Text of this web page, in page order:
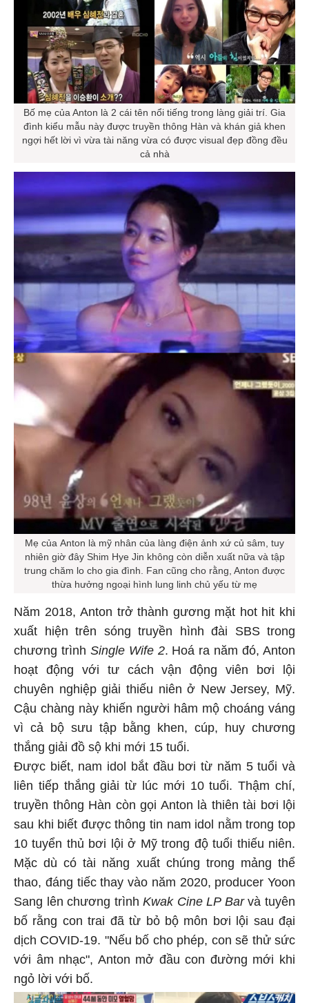
Bố mẹ của Anton là 2 cái tên nổi tiếng trong làng giải trí. Gia
đình kiểu mẫu này được truyền thông Hàn và khán giả khen
ngợi hết lời vì vừa tài năng vừa có được visual đẹp đồng đều
cả nhà
Mẹ của Anton là mỹ nhân của làng điện ảnh xứ củ sâm, tuy
nhiên giờ đây Shim Hye Jin không còn diễn xuất nữa và tập
trung chăm lo cho gia đình. Fan cũng cho rằng, Anton được
thừa hưởng ngoại hình lung linh chủ yếu từ mẹ
Năm 2018, Anton trở thành gương mặt hot hit khi
xuất hiện trên sóng truyền hình đài SBS trong
chương trình Single Wife 2. Hoá ra năm đó, Anton
hoạt động với tư cách vận động viên bơi lội
chuyên nghiệp giải thiếu niên ở New Jersey, Mỹ.
Cậu chàng này khiến người hâm mộ choáng váng
vì cả bộ sưu tập bằng khen, cúp, huy chương
thắng giải đồ sộ khi mới 15 tuổi.
Được biết, nam idol bắt đầu bơi từ năm 5 tuổi và
liên tiếp thắng giải từ lúc mới 10 tuổi. Thậm chí,
truyền thông Hàn còn gọi Anton là thiên tài bơi lội
sau khi biết được thông tin nam idol nằm trong top
10 tuyển thủ bơi lội ở Mỹ trong độ tuổi thiếu niên.
Mặc dù có tài năng xuất chúng trong mảng thể
thao, đáng tiếc thay vào năm 2020, producer Yoon
Sang lên chương trìnhKwak Cine LP Barvà tuyên
bố rằng con trai đã từ bỏ bộ môn bơi lội sau đại
dịch COVID-19. "Nếu bố cho phép, con sẽ thử sức
với âm nhạc", Anton mở đầu con đường mới khi
ngỏ lời với bố.